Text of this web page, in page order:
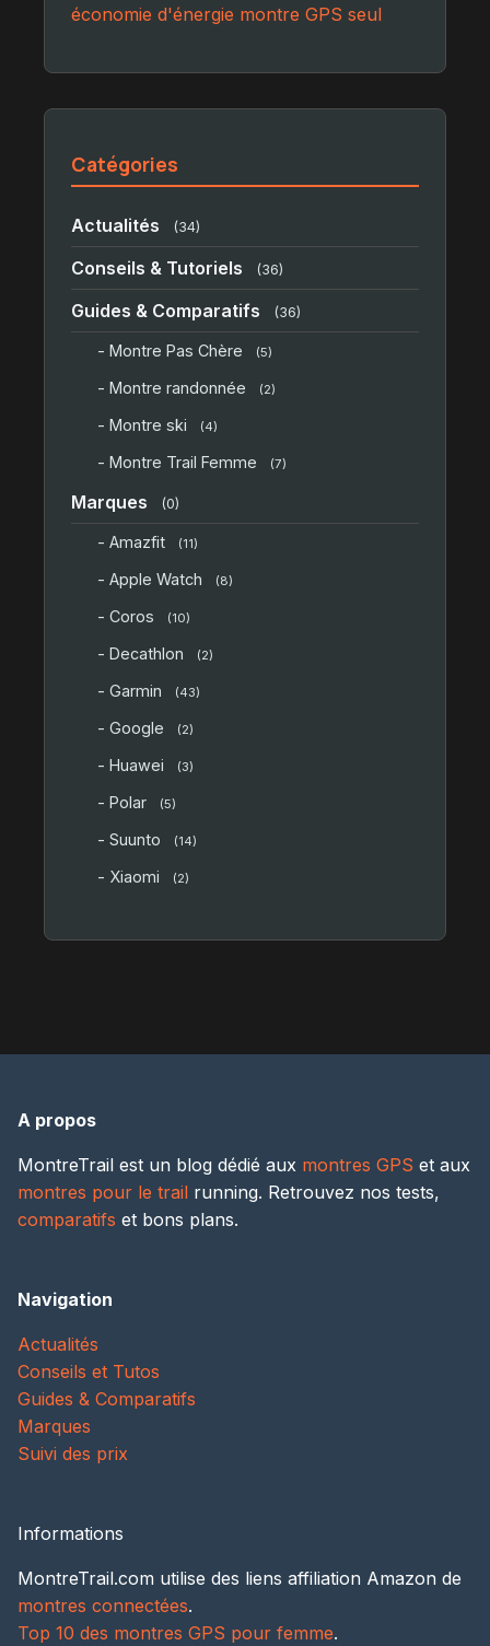
économie d'énergie montre GPS seul
Catégories
Actualités (34)
Conseils & Tutoriels (36)
Guides & Comparatifs (36)
- Montre Pas Chère (5)
- Montre randonnée (2)
- Montre ski (4)
- Montre Trail Femme (7)
Marques (0)
- Amazfit (11)
- Apple Watch (8)
- Coros (10)
- Decathlon (2)
- Garmin (43)
- Google (2)
- Huawei (3)
- Polar (5)
- Suunto (14)
- Xiaomi (2)
A propos
MontreTrail est un blog dédié aux montres GPS et aux
montres pour le trail running. Retrouvez nos tests,
comparatifs et bons plans.
Navigation
Actualités
Conseils et Tutos
Guides & Comparatifs
Marques
Suivi des prix
Informations
MontreTrail.com utilise des liens affiliation Amazon de
montres connectées.
Top 10 des montres GPS pour femme.